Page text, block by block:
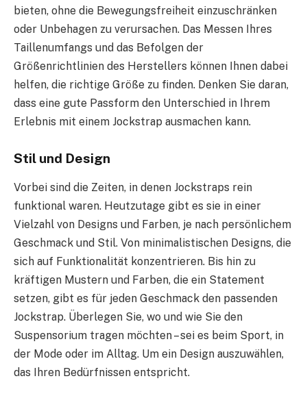
bieten, ohne die Bewegungsfreiheit einzuschränken
oder Unbehagen zu verursachen. Das Messen Ihres
Taillenumfangs und das Befolgen der
Größenrichtlinien des Herstellers können Ihnen dabei
helfen, die richtige Größe zu finden. Denken Sie daran,
dass eine gute Passform den Unterschied in Ihrem
Erlebnis mit einem Jockstrap ausmachen kann.
Stil und Design
Vorbei sind die Zeiten, in denen Jockstraps rein
funktional waren. Heutzutage gibt es sie in einer
Vielzahl von Designs und Farben, je nach persönlichem
Geschmack und Stil. Von minimalistischen Designs, die
sich auf Funktionalität konzentrieren. Bis hin zu
kräftigen Mustern und Farben, die ein Statement
setzen, gibt es für jeden Geschmack den passenden
Jockstrap. Überlegen Sie, wo und wie Sie den
Suspensorium tragen möchten – sei es beim Sport, in
der Mode oder im Alltag. Um ein Design auszuwählen,
das Ihren Bedürfnissen entspricht.